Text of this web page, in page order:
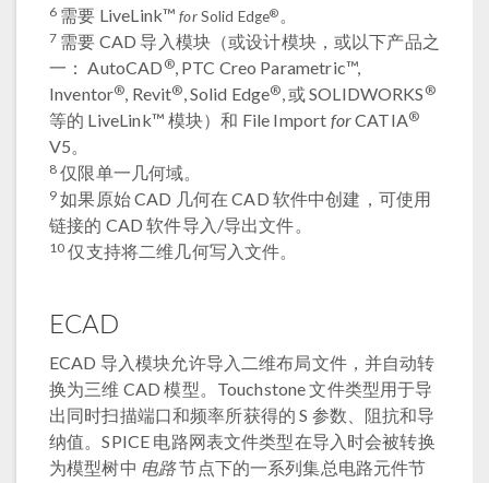
6 需要 LiveLink™forSolid Edge® 。
7 需要 CAD 导入模块（或设计模块，或以下产品之
一： AutoCAD ®, PTC Creo Parametric™,
Inventor®, Revit®, Solid Edge®, 或 SOLIDWORKS ®
等的 LiveLink™ 模块）和 File Import forCATIA®
V5。
8 仅限单一几何域。
9 如果原始 CAD 几何在 CAD 软件中创建，可使用
链接的 CAD 软件导入/导出文件。
10 仅支持将二维几何写入文件。
ECAD
ECAD 导入模块允许导入二维布局文件，并自动转
换为三维 CAD 模型。Touchstone 文件类型用于导
出同时扫描端口和频率所获得的 S 参数、阻抗和导
纳值。SPICE 电路网表文件类型在导入时会被转换
为模型树中 电路节点下的一系列集总电路元件节